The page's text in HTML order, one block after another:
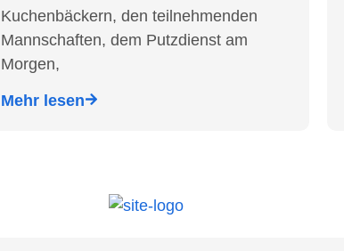
Kuchenbäckern, den teilnehmenden
Mannschaften, dem Putzdienst am
Morgen,
Mehr lesen